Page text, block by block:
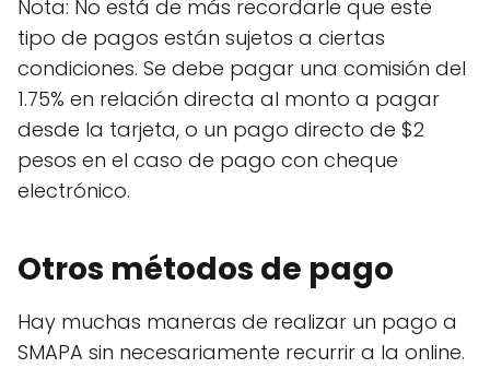
Nota: No está de más recordarle que este
tipo de pagos están sujetos a ciertas
condiciones. Se debe pagar una comisión del
1.75% en relación directa al monto a pagar
desde la tarjeta, o un pago directo de $2
pesos en el caso de pago con cheque
electrónico.
Otros métodos de pago
Hay muchas maneras de realizar un pago a
SMAPA sin necesariamente recurrir a la online.